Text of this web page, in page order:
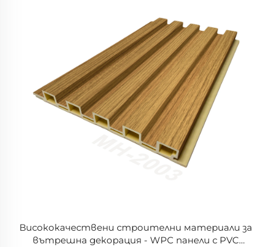
Висококачествени строителни материали за
вътрешна декорация - WPC панели с PVC